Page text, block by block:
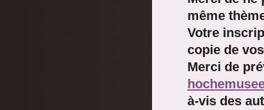
même
Votre
copie de
Merci de
à-vis des